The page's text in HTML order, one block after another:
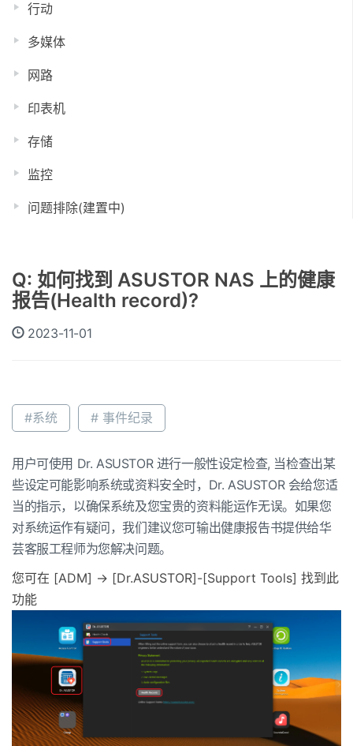
行动
多媒体
网路
印表机
存储
监控
问题排除(建置中)
Q: 如何找到 ASUSTOR NAS 上的健康
报告(Health record)?
2023-11-01
#系统 # 事件纪录
用户可使用 Dr. ASUSTOR 进行一般性设定检查, 当检查出某
些设定可能影响系统或资料安全时，Dr. ASUSTOR 会给您适
当的指示，以确保系统及您宝贵的资料能运作无误。如果您
对系统运作有疑问，我们建议您可输出健康报告书提供给华
芸客服工程师为您解决问题。
您可在 [ADM] -> [Dr.ASUSTOR]-[Support Tools] 找到此
功能